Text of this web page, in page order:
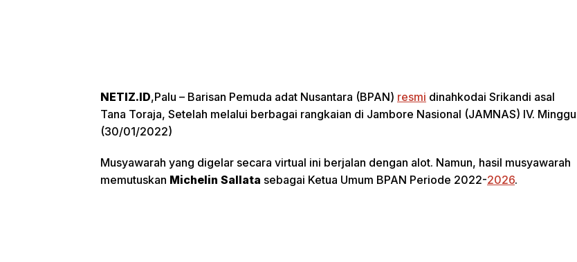
NETIZ.ID,Palu – Barisan Pemuda adat Nusantara (BPAN) resmi dinahkodai Srikandi asal
Tana Toraja, Setelah melalui berbagai rangkaian di Jambore Nasional (JAMNAS) IV. Minggu
(30/01/2022)
Musyawarah yang digelar secara virtual ini berjalan dengan alot. Namun, hasil musyawarah
memutuskan Michelin Sallata sebagai Ketua Umum BPAN Periode 2022-2026.